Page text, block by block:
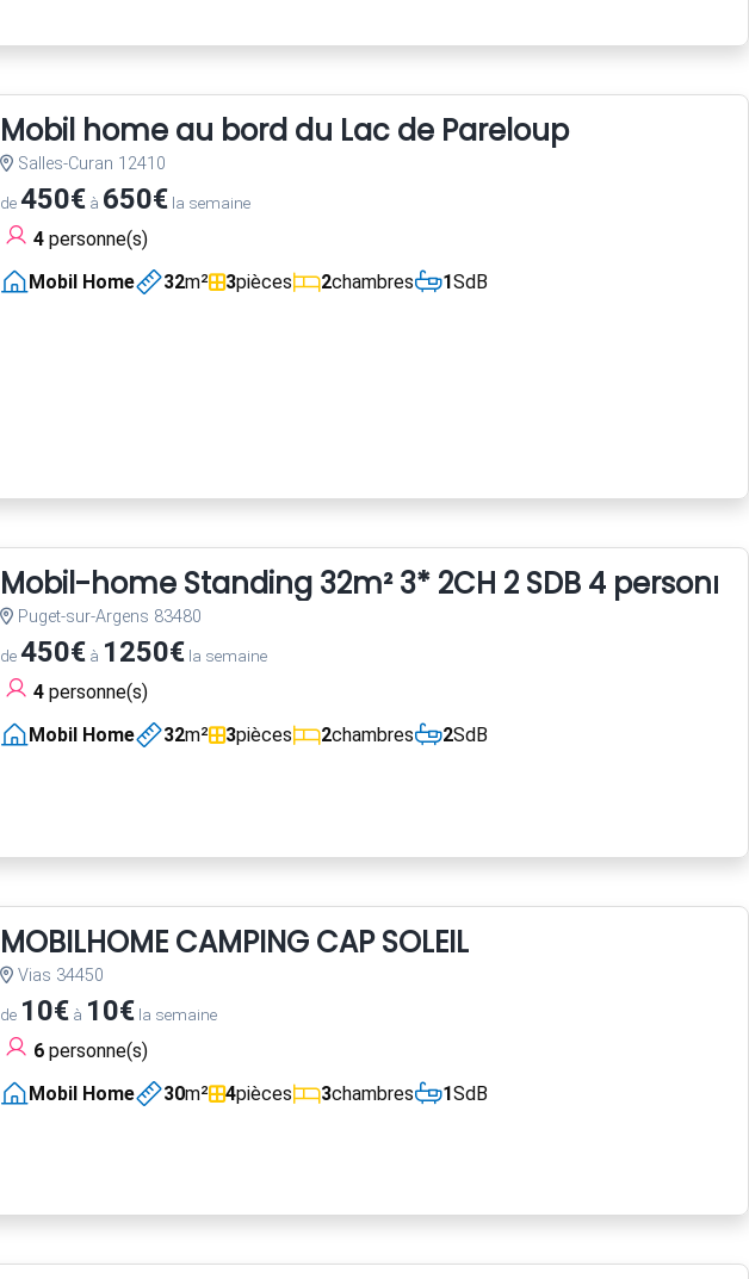
Mobil home au bord du Lac de Pareloup
Salles-Curan 12410
de450€à 650€la semaine
4personne(s)
Mobil Home
32m² 3pièces 2chambres 1SdB
Mobil-home Standing 32m² 3* 2CH 2 SDB 4 personne
Puget-sur-Argens 83480
de450€à 1250€la semaine
4personne(s)
Mobil Home
32m² 3pièces 2chambres 2SdB
MOBILHOME CAMPING CAP SOLEIL
Vias 34450
de 10€à 10€la semaine
6personne(s)
Mobil Home
30m² 4pièces 3chambres 1SdB